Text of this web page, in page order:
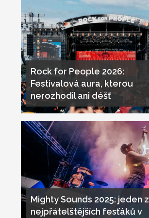
Rock for People 2026:
Festivalová aura, kterou
nerozhodil ani déšť
Mighty Sounds 2025: jeden z
nejpřátelštějších fesťáků v